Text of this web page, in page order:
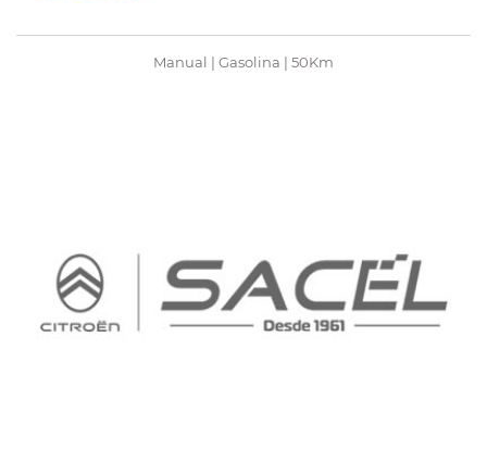
Manual | Gasolina | 50Km